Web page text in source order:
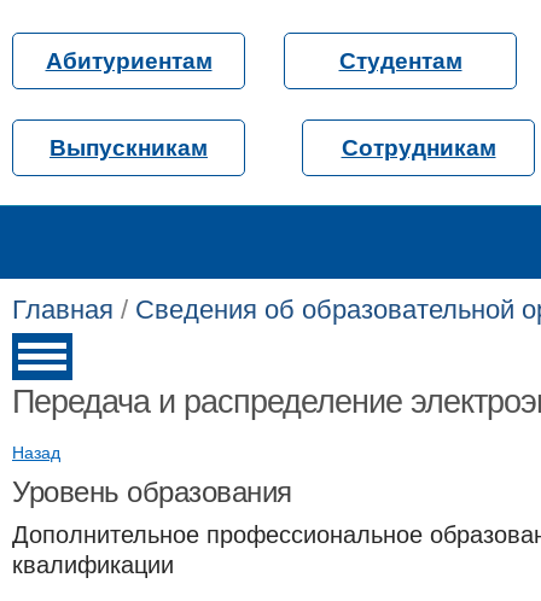
Абитуриентам Студентам
Выпускникам Сотрудникам
Главная / Сведения об образовательной
Передача и распределение
Назад
Уровень образования
Дополнительное профессиональное
квалификации